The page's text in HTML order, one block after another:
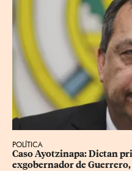
POLÍTICA
Caso Ayotzinapa: Dictan
exgobernador de